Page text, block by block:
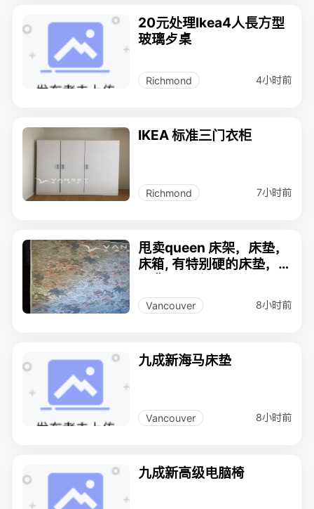
20元处理lkea4人長方型
玻璃歺桌
Richmond 4小时前
IKEA 标准三门衣柜
Richmond 7小时前
甩卖queen 床架，床垫，
床箱, 有特别硬的床垫，
Vancouver 8小时前
九成新海马床垫
Vancouver 8小时前
九成新高级电脑椅